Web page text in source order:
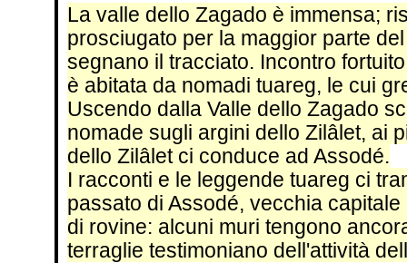
La valle dello Zagado è immensa;
prosciugato per la maggior parte
segnano il tracciato. Incontro
è abitata da nomadi tuareg, le cui
Uscendo dalla Valle dello Zagado
nomade sugli argini dello Zilâlet, ai
dello Zilâlet ci conduce ad Assodé.
I racconti e le leggende tuareg ci
passato di Assodé, vecchia
di rovine: alcuni muri tengono
terraglie testimoniano dell'attività